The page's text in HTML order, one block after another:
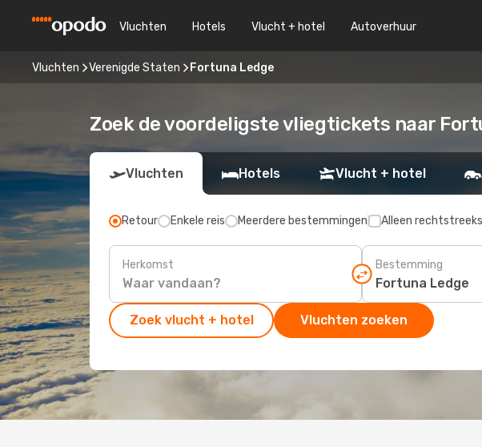
Vluchten Hotels Vlucht + hotel Autoverhuur
Vluchten Verenigde Staten Fortuna Ledge
Zoek de voordeligste vliegtickets naar
Vluchten Hotels Vlucht + hotel
Retour Enkele reis Meerdere bestemmingen Alleen
Herkomst Bestemming
Zoek vlucht + hotel Vluchten zoeken